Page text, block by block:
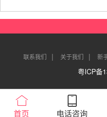
联系我们 | 关于我们 | 新
粤ICP备
首页 电话咨询